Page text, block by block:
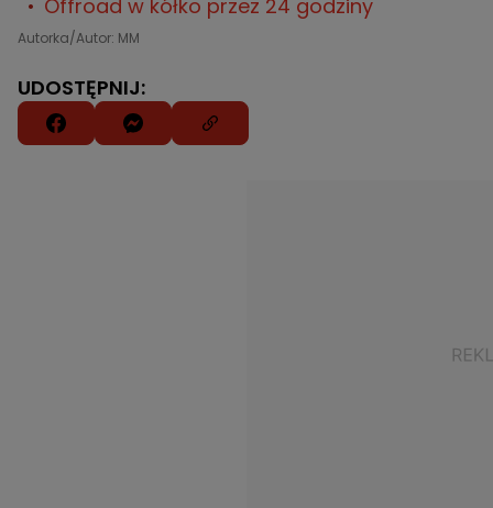
Offroad w kółko przez 24 godziny
Autorka/Autor: MM
UDOSTĘPNIJ: